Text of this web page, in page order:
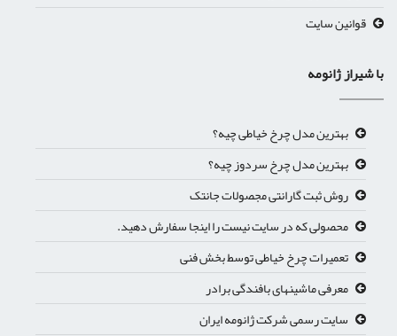
قوانین سایت
با شیراز ژانومه
بهترین مدل چرخ خیاطی چیه؟
بهترین مدل چرخ سردوز چیه؟
روش ثبت گارانتی مجصولات جانتک
محصولی که در سایت نیست را اینجا سفارش دهید.
تعمیرات چرخ خیاطی توسط بخش فنی
معرفی ماشینهای بافندگی برادر
سایت رسمی شرکت ژانومه ایران